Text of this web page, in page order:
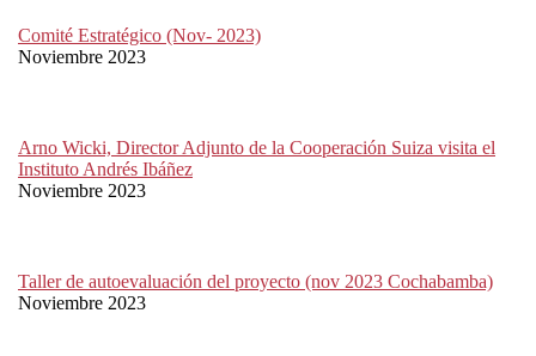
Comité Estratégico (Nov- 2023)
Noviembre 2023
Arno Wicki, Director Adjunto de la Cooperación Suiza visita el
Instituto Andrés Ibáñez
Noviembre 2023
Taller de autoevaluación del proyecto (nov 2023 Cochabamba)
Noviembre 2023